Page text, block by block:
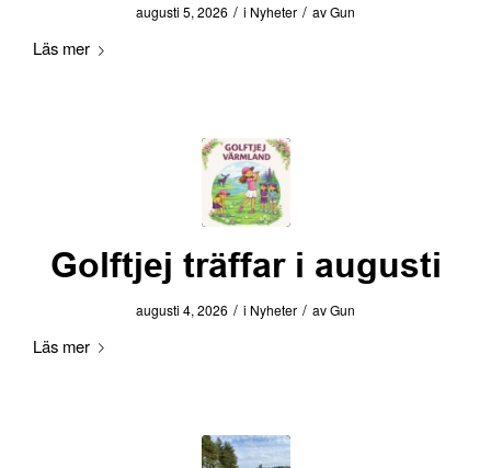
augusti 5, 2026 / i Nyheter / avGun
Läs mer
Golftjej träffar i augusti
augusti 4, 2026 / i Nyheter / avGun
Läs mer